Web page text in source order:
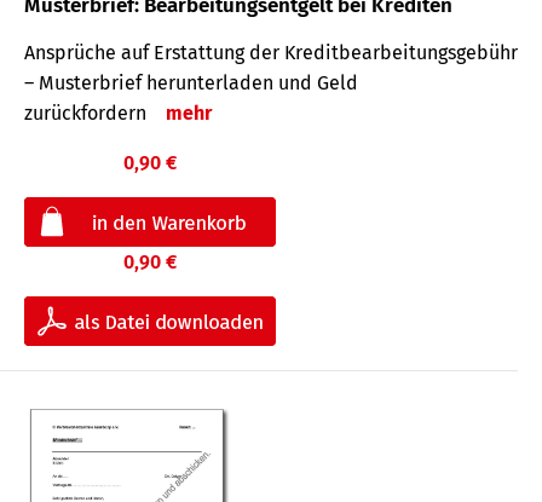
Ansprüche auf Erstattung der Kreditbearbeitungsgebühr
– Musterbrief herunterladen und Geld
zurückfordern
mehr
0,90 €
0,90 €